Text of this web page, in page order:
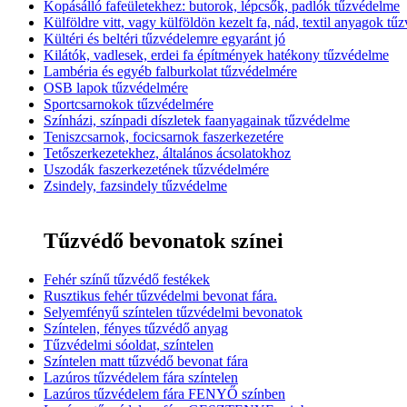
Kopásálló fafeületekhez: butorok, lépcsők, padlók tűzvédelme
Külföldre vitt, vagy külföldön kezelt fa, nád, textil anyagok
Kültéri és beltéri tűzvédelemre egyaránt jó
Kilátók, vadlesek, erdei fa építmények hatékony tűzvédelme
Lambéria és egyéb falburkolat tűzvédelmére
OSB lapok tűzvédelmére
Sportcsarnokok tűzvédelmére
Színházi, színpadi díszletek faanyagainak tűzvédelme
Teniszcsarnok, focicsarnok faszerkezetére
Tetőszerkezetekhez, általános ácsolatokhoz
Uszodák faszerkezetének tűzvédelmére
Zsindely, fazsindely tűzvédelme
Tűzvédő bevonatok színei
Fehér színű tűzvédő festékek
Rusztikus fehér tűzvédelmi bevonat fára.
Selyemfényű színtelen tűzvédelmi bevonatok
Színtelen, fényes tűzvédő anyag
Tűzvédelmi sóoldat, színtelen
Színtelen matt tűzvédő bevonat fára
Lazúros tűzvédelem fára színtelen
Lazúros tűzvédelem fára FENYŐ színben